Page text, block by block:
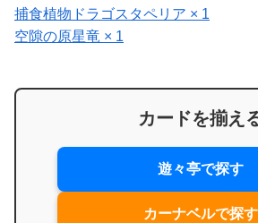
捕食植物ドラゴスタペリア × 1
空隙の原星竜 × 1
カードを揃え
遊々亭で探す
カーナベルで探す